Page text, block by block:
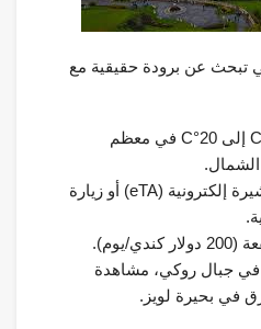
تبحث عن برودة حقيقية مع
: من 10°C إلى 20°C في معظم
: تأشيرة إلكترونية (eTA) أو زيارة
كندي/يوم).
في جبال روكي، مشاهدة
في بحيرة لويز.